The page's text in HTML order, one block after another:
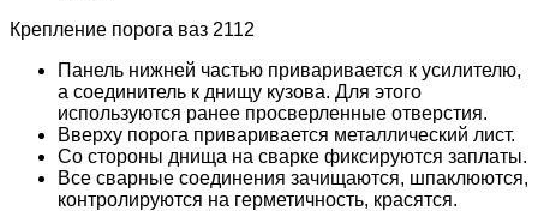
Крепление порога ваз 2112
Панель нижней частью приваривается к усилителю,
а соединитель к днищу кузова. Для этого
используются ранее просверленные отверстия.
Вверху порога приваривается металлический лист.
Со стороны днища на сварке фиксируются заплаты.
Все сварные соединения зачищаются, шпаклюются,
контролируются на герметичность, красятся.